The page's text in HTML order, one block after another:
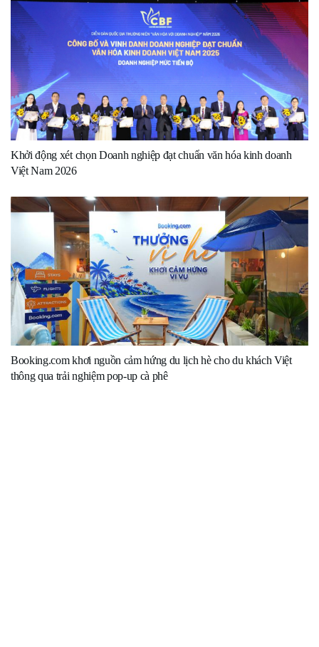
Khởi động xét chọn Doanh nghiệp đạt chuẩn văn hóa kinh doanh
Việt Nam 2026
Booking.com khơi nguồn cảm hứng du lịch hè cho du khách Việt
thông qua trải nghiệm pop-up cà phê